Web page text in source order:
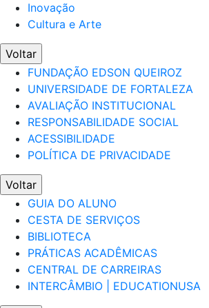
Inovação
Cultura e Arte
Voltar
FUNDAÇÃO EDSON QUEIROZ
UNIVERSIDADE DE FORTALEZA
AVALIAÇÃO INSTITUCIONAL
RESPONSABILIDADE SOCIAL
ACESSIBILIDADE
POLÍTICA DE PRIVACIDADE
Voltar
GUIA DO ALUNO
CESTA DE SERVIÇOS
BIBLIOTECA
PRÁTICAS ACADÊMICAS
CENTRAL DE CARREIRAS
INTERCÂMBIO | EDUCATIONUSA